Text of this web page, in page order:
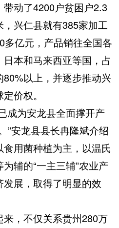
动了4200户贫困户2.3
兴仁县就有385家加工
多亿元，产品销往全国各
本和马来西亚等国，占
以上，并逐步推动兴
价权。
为安龙县全面撑开产
”安龙县县长冉隆斌介绍
用菌种植为主，以温氏
辅的“一主三辅”农业产
展，取得了明显的效
，不仅关系贵州280万